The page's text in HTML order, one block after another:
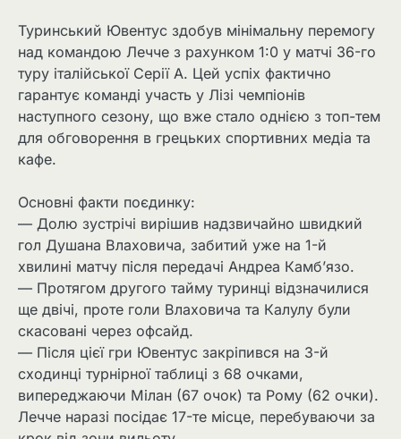
Туринський Ювентус здобув мінімальну перемогу
над командою Лечче з рахунком 1:0 у матчі 36-го
туру італійської Серії А. Цей успіх фактично
гарантує команді участь у Лізі чемпіонів
наступного сезону, що вже стало однією з топ-тем
для обговорення в грецьких спортивних медіа та
кафе.
Основні факти поєдинку:
— Долю зустрічі вирішив надзвичайно швидкий
гол Душана Влаховича, забитий уже на 1-й
хвилині матчу після передачі Андреа Камб’язо.
— Протягом другого тайму туринці відзначилися
ще двічі, проте голи Влаховича та Калулу були
скасовані через офсайд.
— Після цієї гри Ювентус закріпився на 3-й
сходинці турнірної таблиці з 68 очками,
випереджаючи Мілан (67 очок) та Рому (62 очки).
Лечче наразі посідає 17-те місце, перебуваючи за